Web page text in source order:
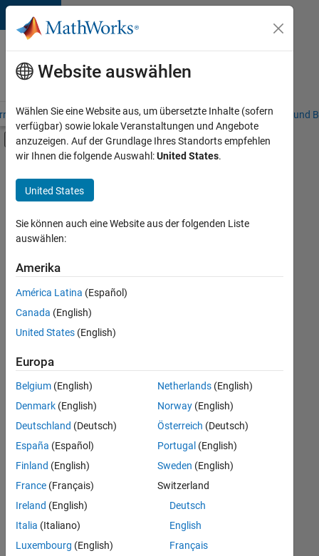
Weiter zum Inhalt
Karriere
bei
MathWorks
– Übersicht Stellensuche Niederlassungen Studierende und
Umschaltung für Off-Canvas-
Hauptinhalt
Information Technology
Education Sales
Sales Operations
Marketing Services
+3
Derzeit
es
keine
offenen
Stellen,
Ihren
Suchkriterien
entsprechen.
können
die
Suchkriterien
weiter
fassen
oder
alle
Stellenangebote
anzeigen .
Website auswählen
Wählen Sie eine Website aus, um übersetzte Inhalte (sofern
verfügbar) sowie lokale Veranstaltungen und Angebote
anzuzeigen. Auf der Grundlage Ihres Standorts empfehlen
wir Ihnen die folgende Auswahl:United States.
United States
Sie können auch eine Website aus der folgenden Liste
auswählen:
Amerika
América Latina (Español)
Canada (English)
United States (English)
Europa
Belgium (English)
Denmark (English)
Deutschland (Deutsch)
España (Español)
Finland (English)
France (Français)
Ireland (English)
Italia (Italiano)
Luxembourg (English)
Netherlands(English)
Norway(English)
Österreich (Deutsch)
Portugal (English)
Sweden (English)
Switzerland
Deutsch
English
Français